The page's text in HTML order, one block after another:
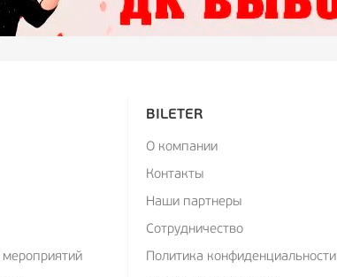
BILETER
О компании
Контакты
Наши партнеры
Сотрудничество
Политика конфиденциальности